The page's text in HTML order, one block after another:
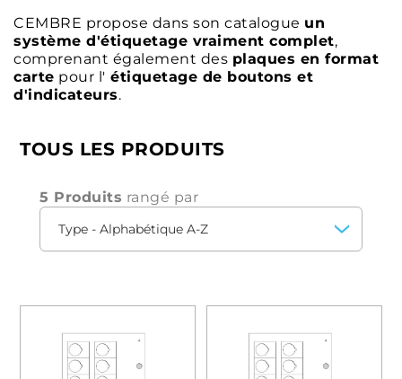
CEMBRE propose dans son catalogue un
système d'étiquetage vraiment complet,
comprenant également des plaques en format
carte pour l' étiquetage de boutons et
d'indicateurs.
TOUS LES PRODUITS
5 Produits rangé par